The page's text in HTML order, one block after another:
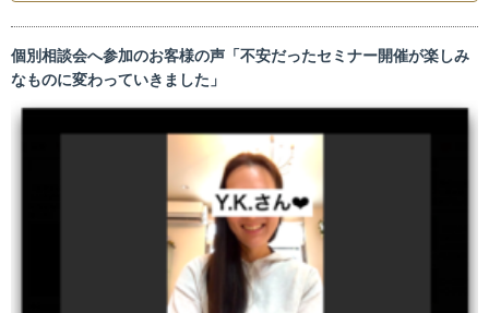
個別相談会へ参加のお客様の声「不安だったセミナー開催が楽しみ
なものに変わっていきました」